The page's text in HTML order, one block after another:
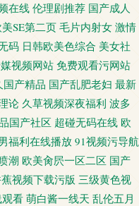
在线 伦理剧推荐 国产成人
美SE第二页 毛片内射女 激情
码 日韩欧美色综合 美女社
视频网站 免费观看污网站
国产精品 国产乱肥老妇 最新
论 久草视频深夜福利 波多
国产社区 超碰无码在线 欧
福利在线播放 91视频污导航
潮 欧美肏屄一区二区 国产
视频下载污版 三级黄色视
看 萌白酱一线天 乱伦五月